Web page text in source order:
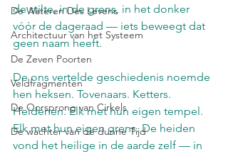
De Wateren Des Levens
Architectuur van het Systeem
De Zeven Poorten
Veldfragmenten
De Oorsprong van Cirkels
De wachter van de dunne Tijd
de stilte, in de grens, in het donker
vóór de dageraad — iets beweegt dat
geen naam heeft.
De ons vertelde geschiedenis noemde
hen heksen. Tovenaars. Ketters.
Heidenen. Elk met hun eigen tempel.
Elk met hun eigen grens. De heiden
vond het heilige in de aarde zelf — in